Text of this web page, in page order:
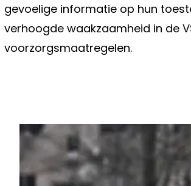
gevoelige informatie op hun
verhoogde waakzaamheid in de
voorzorgsmaatregelen.
REIZIGERS AAN: DIT